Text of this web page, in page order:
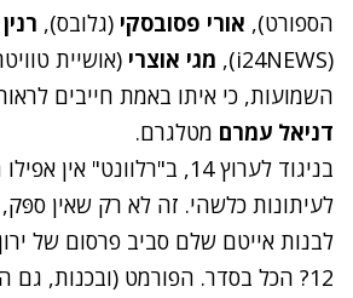
הספורט), אורי פסובסקי (גלובס),
(i24NEWS),
מגי אוצרי (אושיית
השמועות, כי איתו באמת חייבים
דניאל עמרם מטלגרם.
בניגוד לערוץ 14, ב"רלוונט"
לעיתונות כלשהי. זה לא רק שאין
לבנות אייטם שלם סביב פרסום של
12? הכל בסדר. הפורמט (ובכנות, גם